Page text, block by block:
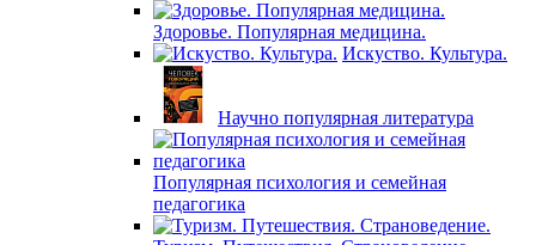
Здоровье. Популярная медицина.
Искуство. Культура.
Научно популярная литература
Популярная психология и семейная
педагогика